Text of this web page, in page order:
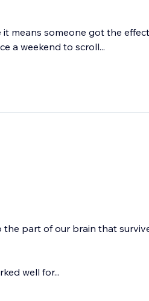
it means someone got the
a weekend to scroll...
the part of our brain that
well for...